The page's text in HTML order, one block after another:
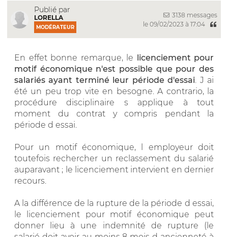
Publié par
LORELLA
MODÉRATEUR
3138 messages
le 09/02/2023 à 17:04
En effet bonne remarque, le
licenciement pour
motif économique n'est possible que pour des
salariés ayant terminé leur période d'essai. J ai
été un peu trop vite en besogne. A contrario, la
procédure disciplinaire s applique à tout
moment du contrat y compris pendant la
période d essai.
Pour un motif économique, l employeur doit
toutefois rechercher un reclassement du salarié
auparavant ; le licenciement intervient en dernier
recours.
A la différence de la rupture de la période d essai,
le licenciement pour motif économique peut
donner lieu à une indemnité de rupture (le